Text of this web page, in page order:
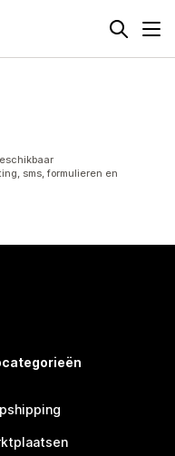
sms, formulieren en